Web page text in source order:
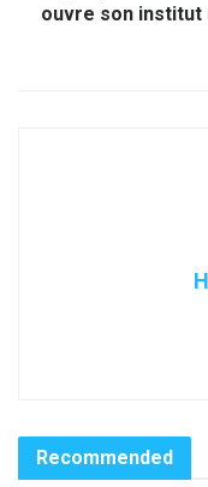
ouvre son institut
Recommended